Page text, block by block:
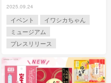
2025.09.24
イベント
イワシカちゃん
ミュージアム
プレスリリース